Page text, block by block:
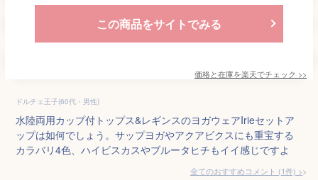
この商品をサイトでみる
価格と在庫を楽天でチェック >>
ドルチェ王子(60代・男性)
水陸両用カップ付トップス&レギンスのヨガウェアIrieセットア
ップは如何でしょう。サップヨガやアクアビクスにも重宝する
カラバリ4色、ハイビスカスやブルータヒチもイイ感じですよ
全てのおすすめコメント (1件) >